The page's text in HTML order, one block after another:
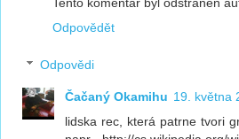
Tento komentář byl odstraněn
Odpovědět
Odpovědi
Čačaný Okamihu 19. května
lidska rec, která patrne tvori